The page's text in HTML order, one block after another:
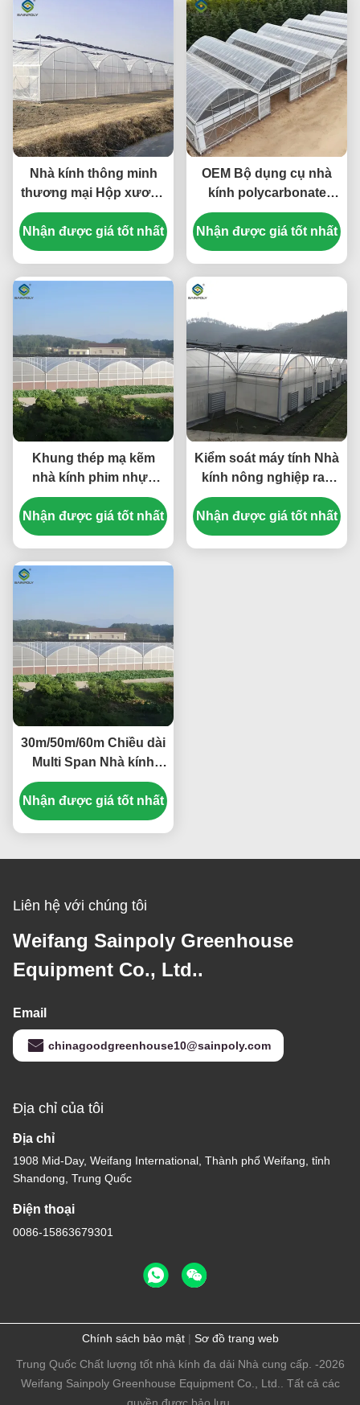
Nhà kính thông minh
thương mại Hộp xương
liên tục Nhà kính rau
Nhận được giá tốt nhất
OEM Bộ dụng cụ nhà
kính polycarbonate
thương mại Single
Span Nhà kính trồng
rau
Nhận được giá tốt nhất
Khung thép mạ kẽm
nhà kính phim nhựa
kinh tế lớn cho tăng
trưởng tối ưu
Nhận được giá tốt nhất
Kiểm soát máy tính Nhà
kính nông nghiệp rau
trồng nhà kính có thể
tùy chỉnh kích thước
Nhận được giá tốt nhất
30m/50m/60m Chiều dài
Multi Span Nhà kính
Cây rau Cây kính phim
nhựa
Nhận được giá tốt nhất
Liên hệ với chúng tôi
Weifang Sainpoly Greenhouse
Equipment Co., Ltd..
Email
chinagoodgreenhouse10@sainpoly.com
Địa chỉ của tôi
Địa chỉ
1908 Mid-Day, Weifang International, Thành phố Weifang, tỉnh
Shandong, Trung Quốc
Điện thoại
0086-15863679301
Chính sách bảo mật| Sơ đồ trang web
Trung Quốc Chất lượng tốt nhà kính đa dải Nhà cung cấp. -2026
Weifang Sainpoly Greenhouse Equipment Co., Ltd.. Tất cả các